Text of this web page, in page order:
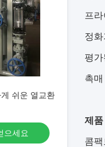
쉬운 열교환
으세요
프
정
평
촉매
제품
콤